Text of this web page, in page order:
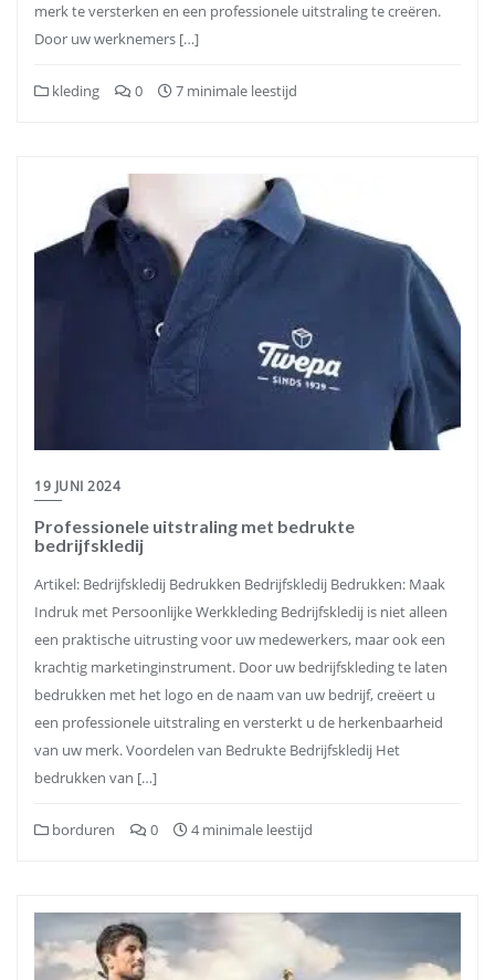
merk te versterken en een professionele uitstraling te creëren.
Door uw werknemers […]
kleding 0 7 minimale leestijd
19 JUNI 2024
Professionele uitstraling met bedrukte
bedrijfskledij
Artikel: Bedrijfskledij Bedrukken Bedrijfskledij Bedrukken: Maak
Indruk met Persoonlijke Werkkleding Bedrijfskledij is niet alleen
een praktische uitrusting voor uw medewerkers, maar ook een
krachtig marketinginstrument. Door uw bedrijfskleding te laten
bedrukken met het logo en de naam van uw bedrijf, creëert u
een professionele uitstraling en versterkt u de herkenbaarheid
van uw merk. Voordelen van Bedrukte Bedrijfskledij Het
bedrukken van […]
borduren 0 4 minimale leestijd